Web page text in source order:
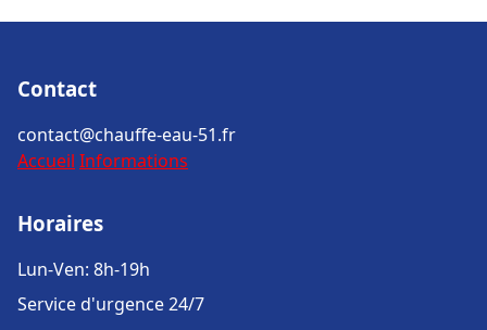
Contact
contact@chauffe-eau-51.fr
Accueil Informations
Horaires
Lun-Ven: 8h-19h
Service d'urgence 24/7